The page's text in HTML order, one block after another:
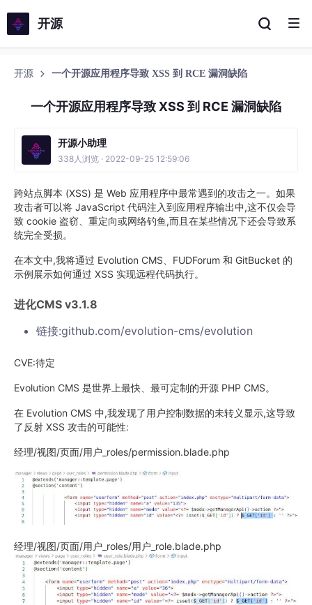
开源
开源 一个开源应用程序导致 XSS 到 RCE 漏洞缺陷
一个开源应用程序导致 XSS 到 RCE 漏洞缺陷
开源小助理
338人浏览 · 2022-09-25 12:59:06
跨站点脚本 (XSS) 是 Web 应用程序中最常遇到的攻击之一。如果
攻击者可以将 JavaScript 代码注入到应用程序输出中,这不仅会导
致 cookie 盗窃、重定向或网络钓鱼,而且在某些情况下还会导致系
统完全受损。
在本文中,我将通过 Evolution CMS、FUDForum 和 GitBucket 的
示例展示如何通过 XSS 实现远程代码执行。
进化CMS v3.1.8
链接:github.com/evolution-cms/evolution
CVE:待定
Evolution CMS 是世界上最快、最可定制的开源 PHP CMS。
在 Evolution CMS 中,我发现了用户控制数据的未转义显示,这导致
了反射 XSS 攻击的可能性:
经理/视图/页面/用户_roles/permission.blade.php
经理/视图/页面/用户_roles/用户_role.blade.php